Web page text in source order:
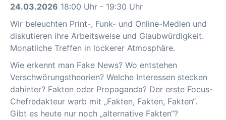
24.03.2026 18:00 Uhr - 19:30 Uhr
Wir beleuchten Print-, Funk- und Online-Medien und
diskutieren ihre Arbeitsweise und Glaubwürdigkeit.
Monatliche Treffen in lockerer Atmosphäre.
Wie erkennt man Fake News? Wo entstehen
Verschwörungstheorien? Welche Interessen stecken
dahinter? Fakten oder Propaganda? Der erste Focus-
Chefredakteur warb mit „Fakten, Fakten, Fakten“.
Gibt es heute nur noch „alternative Fakten“?